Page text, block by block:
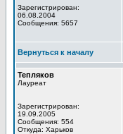
Зарегистрирован:
06.08.2004
Сообщения: 5657
Вернуться к началу
Тепляков
Лауреат
Зарегистрирован:
19.09.2005
Сообщения: 554
Откуда: Харьков